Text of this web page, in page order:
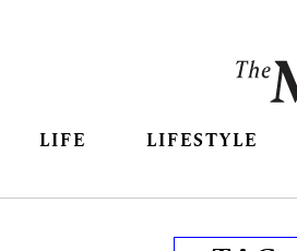
LIFE LIFESTYLE